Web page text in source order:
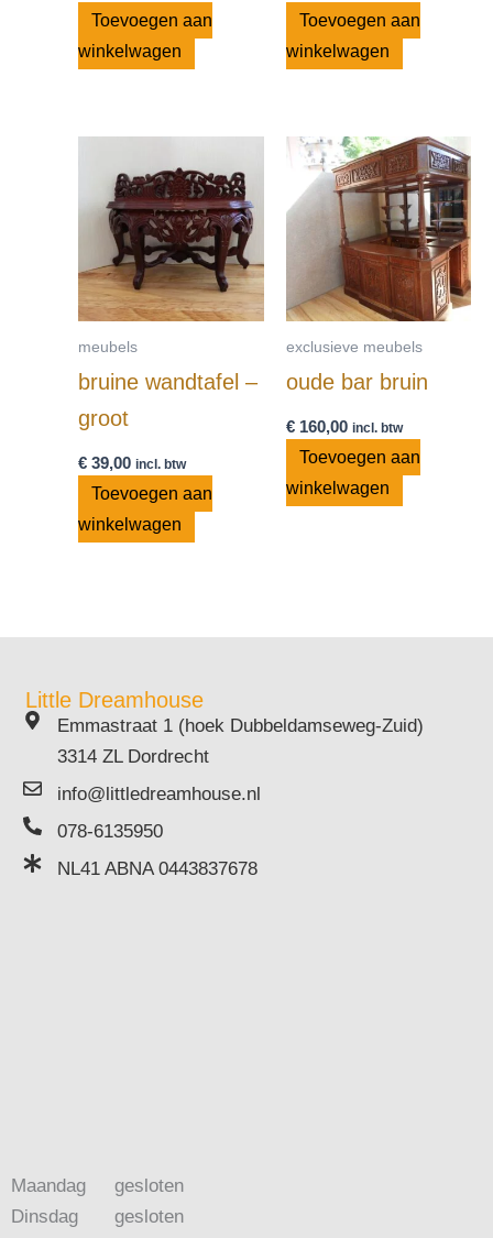
Toevoegen aan
winkelwagen
Toevoegen aan
winkelwagen
meubels
bruine wandtafel –
groot
€ 39,00 incl. btw
Toevoegen aan
winkelwagen
exclusieve meubels
oude bar bruin
€160,00 incl. btw
Toevoegen aan
winkelwagen
Little Dreamhouse
Emmastraat 1 (hoek Dubbeldamseweg-Zuid)
3314 ZL Dordrecht
info@littledreamhouse.nl
078-6135950
NL41 ABNA 0443837678
Maandag
Dinsdag
gesloten
gesloten